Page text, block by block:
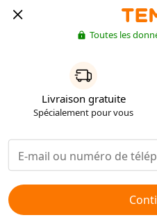
Toutes les
Livraison gratuite
Spécialement pour vous